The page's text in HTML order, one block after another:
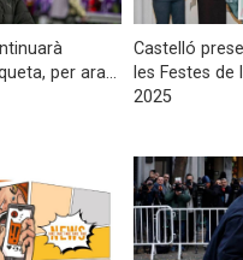
per ara...
Castelló
les Festes de
2025